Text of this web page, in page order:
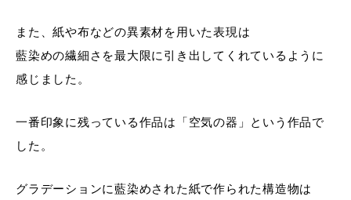
また、紙や布などの異素材を用いた表現は
藍染めの繊細さを最大限に引き出してくれているように
感じました。
一番印象に残っている作品は「空気の器」という作品で
した。
グラデーションに藍染めされた紙で作られた構造物は